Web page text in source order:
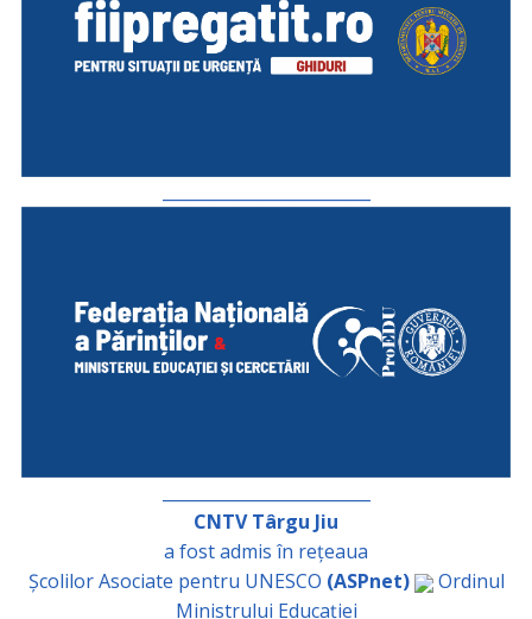
CNTV Târgu Jiu
a fost admis în rețeaua
Școlilor Asociate pentru UNESCO (ASPnet)
Ordinul
Ministrului Educației